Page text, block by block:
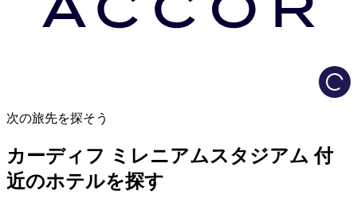
次の旅先を探そう
カーディフ ミレニアムスタジアム 付
近のホテルを探す